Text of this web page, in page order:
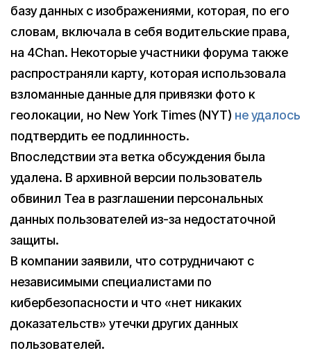
базу данных с изображениями, которая, по его
словам, включала в себя водительские права,
на 4Chan. Некоторые участники форума также
распространяли карту, которая использовала
взломанные данные для привязки фото к
геолокации, но New York Times (NYT) не удалось
подтвердить ее подлинность.
Впоследствии эта ветка обсуждения была
удалена. В архивной версии пользователь
обвинил Tea в разглашении персональных
данных пользователей из-за недостаточной
защиты.
В компании заявили, что сотрудничают с
независимыми специалистами по
кибербезопасности и что «нет никаких
доказательств» утечки других данных
пользователей.